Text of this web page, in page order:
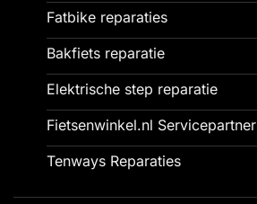
Fatbike reparaties
Bakfiets reparatie
Elektrische step reparatie
Fietsenwinkel.nl Servicepartner
Tenways Reparaties